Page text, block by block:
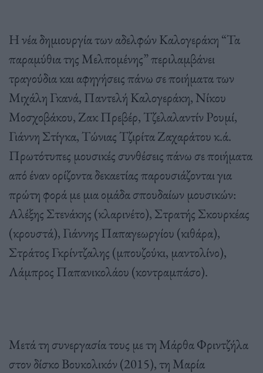
Η νέα δημιουργία των αδελφών Καλογεράκη “Τα
παραμύθια της Μελπομένης” περιλαμβάνει
τραγούδια και αφηγήσεις πάνω σε ποιήματα των
Μιχάλη Γκανά, Παντελή Καλογεράκη, Νίκου
Μοσχοβάκου, Ζακ Πρεβέρ, Τζελαλαντίν Ρουμί,
Γιάννη Στίγκα, Τώνιας Τζιρίτα Ζαχαράτου κ.ά.
Πρωτότυπες μουσικές συνθέσεις πάνω σε ποιήματα
από έναν ορίζοντα δεκαετίας παρουσιάζονται για
πρώτη φορά με μια ομάδα σπουδαίων μουσικών:
Αλέξης Στενάκης (κλαρινέτο), Στρατής Σκουρκέας
(κρουστά), Γιάννης Παπαγεωργίου (κιθάρα),
Στράτος Γκρίντζαλης (μπουζούκι, μαντολίνο),
Λάμπρος Παπανικολάου (κοντραμπάσο).
Μετά τη συνεργασία τους με τη Μάρθα Φριντζήλα
στον δίσκο Βουκολικόν (2015), τη Μαρία